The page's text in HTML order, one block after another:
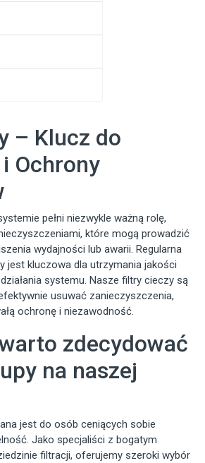
– Klucz do
Ochrony
pełni niezwykle ważną rolę,
które mogą prowadzić
wydajności lub awarii. Regularna
jest kluczowa dla utrzymania jakości
systemu. Nasze filtry cieczy są
usuwać zanieczyszczenia,
ochronę i niezawodność.
zdecydować
na naszej
jest do osób ceniących sobie
Jako specjaliści z bogatym
filtracji, oferujemy szeroki wybór